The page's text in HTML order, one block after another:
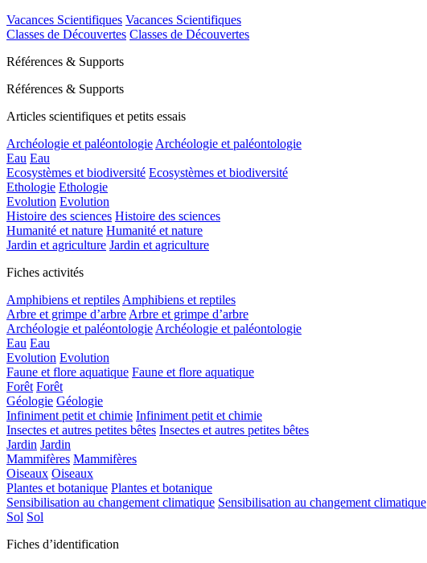
Vacances Scientifiques Vacances Scientifiques
Classes de Découvertes Classes de Découvertes
Références & Supports
Références & Supports
Articles scientifiques et petits essais
Archéologie et paléontologie Archéologie et paléontologie
Eau Eau
Ecosystèmes et biodiversité Ecosystèmes et biodiversité
Ethologie Ethologie
Evolution Evolution
Histoire des sciences Histoire des sciences
Humanité et nature Humanité et nature
Jardin et agriculture Jardin et agriculture
Fiches activités
Amphibiens et reptiles Amphibiens et reptiles
Arbre et grimpe d’arbre Arbre et grimpe d’arbre
Archéologie et paléontologie Archéologie et paléontologie
Eau Eau
Evolution Evolution
Faune et flore aquatique Faune et flore aquatique
Forêt Forêt
Géologie Géologie
Infiniment petit et chimie Infiniment petit et chimie
Insectes et autres petites bêtes Insectes et autres petites bêtes
Jardin Jardin
Mammifères Mammifères
Oiseaux Oiseaux
Plantes et botanique Plantes et botanique
Sensibilisation au changement climatique Sensibilisation au changement climatique
Sol Sol
Fiches d’identification